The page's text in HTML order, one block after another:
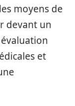
moyens de
devant un
et